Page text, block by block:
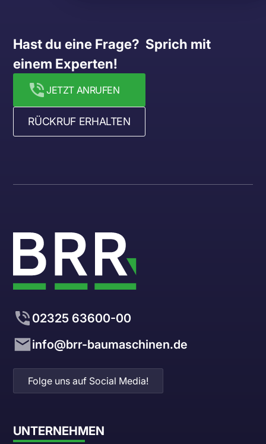
Hast du eine Frage?  Sprich mit
einem Experten!
JETZT ANRUFEN
RÜCKRUF ERHALTEN
02325 63600-00
info@brr-baumaschinen.de
Folge uns auf Social Media!
UNTERNEHMEN